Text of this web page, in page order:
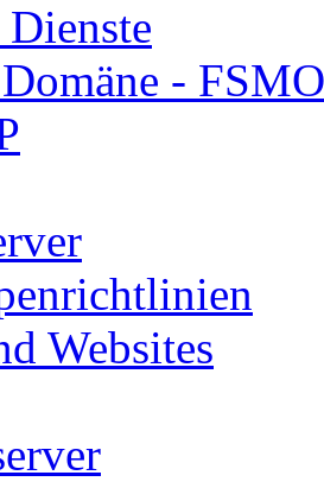
- FSMO
Websites